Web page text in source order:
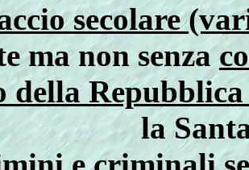
secolare
ma non senza
della
la